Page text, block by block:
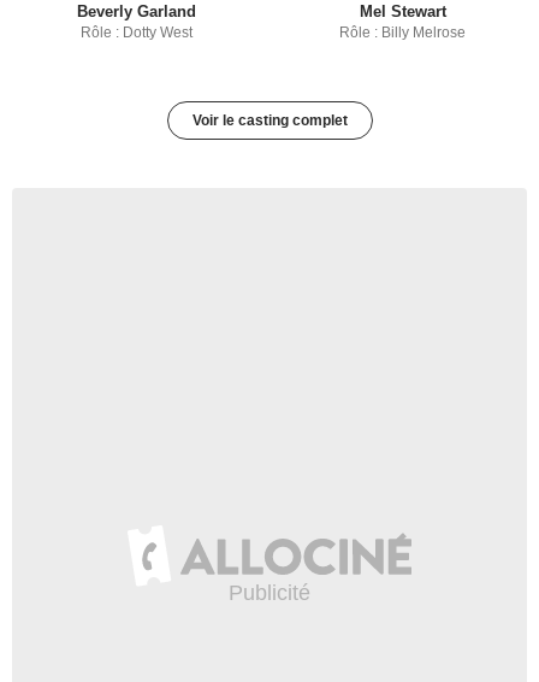
Beverly Garland
Rôle : Dotty West
Mel Stewart
Rôle : Billy Melrose
Voir le casting complet